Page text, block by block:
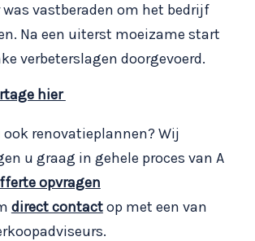
vastberaden om het bedrijf
Na een uiterst moeizame start
verbeterslagen doorgevoerd.
hier
ook renovatieplannen? Wij
u graag in gehele proces van A
opvragen
direct contactop met een van